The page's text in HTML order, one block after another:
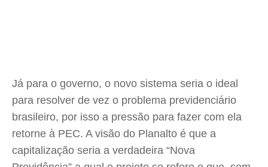
Já para o governo, o novo sistema seria o ideal
para resolver de vez o problema previdenciário
brasileiro, por isso a pressão para fazer com ela
retorne à PEC. A visão do Planalto é que a
capitalização seria a verdadeira “Nova